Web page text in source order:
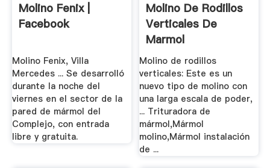
Molino Fenix |
Facebook
Molino Fenix, Villa
Mercedes ... Se desarrolló
durante la noche del
viernes en el sector de la
pared de mármol del
Complejo, con entrada
libre y gratuita.
Molino De Rodillos
Verticales De
Marmol
Molino de rodillos
verticales: Este es un
nuevo tipo de molino con
una larga escala de poder,
... Trituradora de
mármol,Mármol
molino,Mármol instalación
de ...